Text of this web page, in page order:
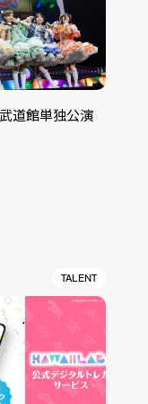
道館単独公演
TALENT